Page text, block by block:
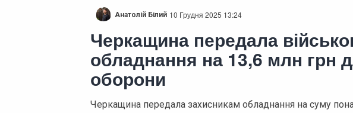
Анатолій Білий 10 Грудня 2025 13:24
Черкащина передала
обладнання на 13,6 млн грн
оборони
Черкащина передала захисникам обладнання на суму